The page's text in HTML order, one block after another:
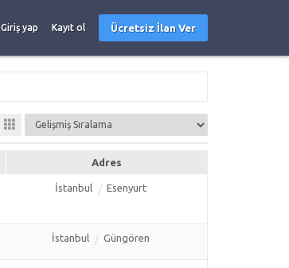
Giriş yap Kayıt ol Ücretsiz İlan Ver
Adres
İstanbul Esenyurt
İstanbul Güngören